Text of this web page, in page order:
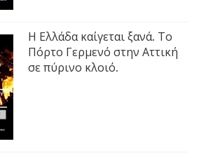
Η Ελλάδα καίγεται ξανά. Το
Πόρτο Γερμενό στην Αττική
σε πύρινο κλοιό.